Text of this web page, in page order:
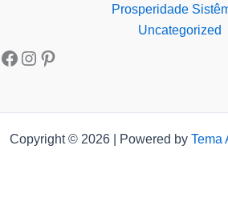
Prosperidade
Uncategorized
Copyright © 2026 | Powered by Tema